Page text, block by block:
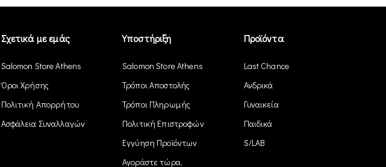
Σχετικά με εμάς
Salomon Store Athens
Όροι Χρήσης
Πολιτική Απορρήτου
Ασφάλεια Συναλλαγών
Υποστήριξη
Salomon Store Athens
Τρόποι Αποστολής
Τρόποι Πληρωμής
Πολιτική Επιστροφών
Εγγύηση Προϊόντων
Αγοράστε τώρα,
Προϊόντα
Last Chance
Ανδρικά
Γυναικεία
Παιδικά
S/LAB